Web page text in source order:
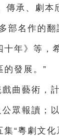
傳承、劇本
部名作的翻
年》等，
發展。”
曲藝術，
眾報讀；
“粵劇文化